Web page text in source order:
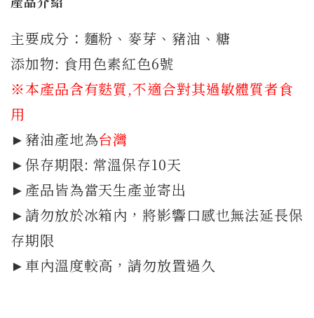
主要成分：麵粉、麥芽、豬油、糖
添加物: 食用色素紅色6號
※本產品含有麩質,不適合對其過敏體質者食
用
►豬油產地為台灣
►保存期限: 常溫保存10天
►產品皆為當天生產並寄出
►請勿放於冰箱內，將影響口感也無法延長保
存期限
►車內溫度較高，請勿放置過久